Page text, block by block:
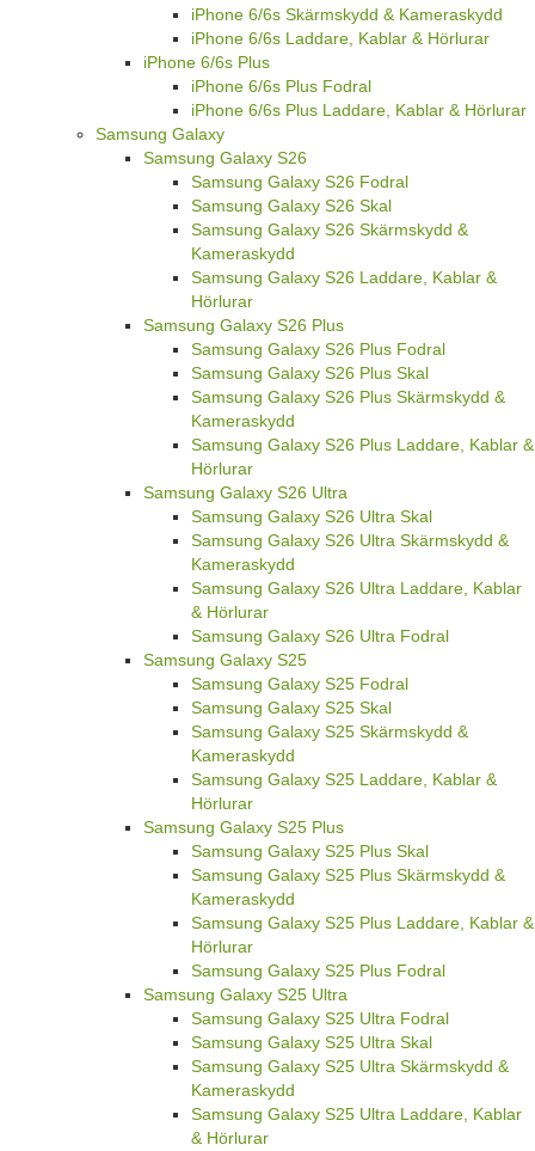
iPhone 6/6s Skärmskydd & Kameraskydd
iPhone 6/6s Laddare, Kablar & Hörlurar
iPhone 6/6s Plus
iPhone 6/6s Plus Fodral
iPhone 6/6s Plus Laddare, Kablar & Hörlurar
Samsung Galaxy
Samsung Galaxy S26
Samsung Galaxy S26 Fodral
Samsung Galaxy S26 Skal
Samsung Galaxy S26 Skärmskydd &
Kameraskydd
Samsung Galaxy S26 Laddare, Kablar &
Hörlurar
Samsung Galaxy S26 Plus
Samsung Galaxy S26 Plus Fodral
Samsung Galaxy S26 Plus Skal
Samsung Galaxy S26 Plus Skärmskydd &
Kameraskydd
Samsung Galaxy S26 Plus Laddare, Kablar &
Hörlurar
Samsung Galaxy S26 Ultra
Samsung Galaxy S26 Ultra Skal
Samsung Galaxy S26 Ultra Skärmskydd &
Kameraskydd
Samsung Galaxy S26 Ultra Laddare, Kablar
& Hörlurar
Samsung Galaxy S26 Ultra Fodral
Samsung Galaxy S25
Samsung Galaxy S25 Fodral
Samsung Galaxy S25 Skal
Samsung Galaxy S25 Skärmskydd &
Kameraskydd
Samsung Galaxy S25 Laddare, Kablar &
Hörlurar
Samsung Galaxy S25 Plus
Samsung Galaxy S25 Plus Skal
Samsung Galaxy S25 Plus Skärmskydd &
Kameraskydd
Samsung Galaxy S25 Plus Laddare, Kablar &
Hörlurar
Samsung Galaxy S25 Plus Fodral
Samsung Galaxy S25 Ultra
Samsung Galaxy S25 Ultra Fodral
Samsung Galaxy S25 Ultra Skal
Samsung Galaxy S25 Ultra Skärmskydd &
Kameraskydd
Samsung Galaxy S25 Ultra Laddare, Kablar
& Hörlurar